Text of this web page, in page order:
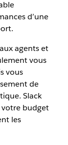
d’une
agents et
vous
vous
de
Slack
budget
les